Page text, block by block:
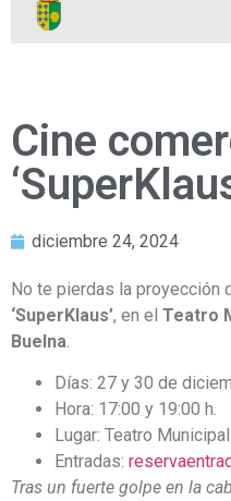
Cine
diciembre 24, 2024
No te pierdas la proyección
‘SuperKlaus’, en el Teatro
Buelna
Días: 27 y 30 de
Hora: 17:00 y 19:00 h.
Lugar: Teatro
Entradas:
Tras un fuerte golpe en la